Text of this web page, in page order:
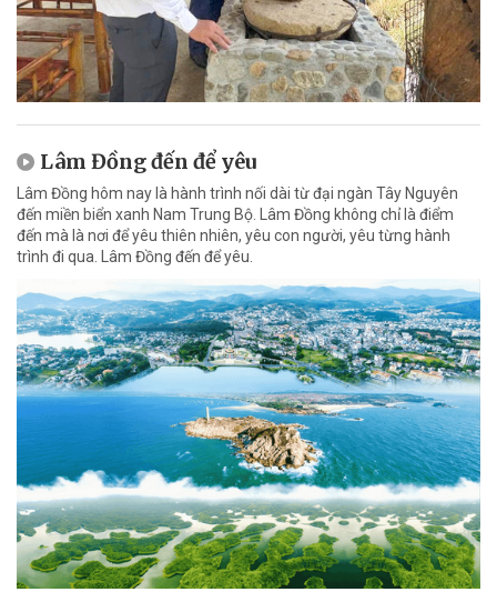
Lâm Đồng đến để yêu
Lâm Đồng hôm nay là hành trình nối dài từ đại ngàn Tây Nguyên
đến miền biển xanh Nam Trung Bộ. Lâm Đồng không chỉ là điểm
đến mà là nơi để yêu thiên nhiên, yêu con người, yêu từng hành
trình đi qua. Lâm Đồng đến để yêu.